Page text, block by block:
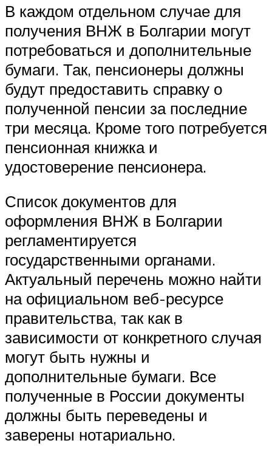
В каждом отдельном случае для
получения ВНЖ в Болгарии могут
потребоваться и дополнительные
бумаги. Так, пенсионеры должны
будут предоставить справку о
полученной пенсии за последние
три месяца. Кроме того потребуется
пенсионная книжка и
удостоверение пенсионера.
Список документов для
оформления ВНЖ в Болгарии
регламентируется
государственными органами.
Актуальный перечень можно найти
на официальном веб-ресурсе
правительства, так как в
зависимости от конкретного случая
могут быть нужны и
дополнительные бумаги. Все
полученные в России документы
должны быть переведены и
заверены нотариально.